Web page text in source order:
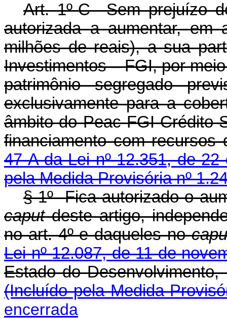
Art. 1º-C Sem prejuízo
autorizada a aumentar, em
milhões de reais), a sua
Investimentos – FGI, por
patrimônio segregado
exclusivamente para a
âmbito do Peac-FGI Crédito
financiamento com
47-A da Lei nº 12.351, de
pela Medida Provisória nº
§ 1º Fica autorizado o
caputdeste artigo,
no art. 4º e daqueles no
Lei nº 12.087, de 11 de
Estado do
(Incluído pela Medida
encerrada